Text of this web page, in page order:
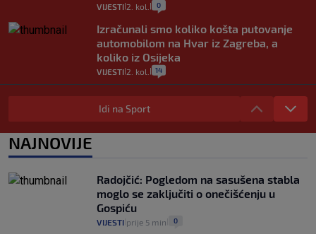
VIJESTI 2. kol. 0
Izračunali smo koliko košta putovanje
automobilom na Hvar iz Zagreba, a
koliko iz Osijeka
VIJESTI 2. kol. 14
"Kći je otišla na more, a zaboravila
zdravstvenu iskaznicu". Kakva su prava
pacijenata izvan mjesta prebivališta?
1
junaci naših priča budu oni koji pomažu,
a ne oni koji su pobijedili nekoga"
VIJESTI 30. srp. 2
Idi na Sport
NAJNOVIJE
Radojčić: Pogledom na sasušena stabla
moglo se zaključiti o onečišćenju u
Gospiću
VIJESTI prije 5 min 0